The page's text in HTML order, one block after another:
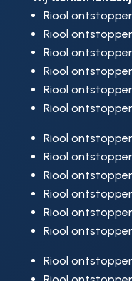
Riool
Riool
Riool
Riool
Riool
Riool
Riool
Riool
Riool
Riool
Riool
Riool
Riool